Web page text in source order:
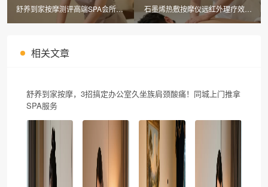
舒养到家按摩测评高端SPA会所全
身按摩与面部护理，省下50%的钱
石墨烯热敷按摩仪远红外理疗效果
如何？舒养到家按摩同城上门实测
相关文章
舒养到家按摩，3招搞定办公室久坐族肩颈酸痛！同城上门推拿
SPA服务